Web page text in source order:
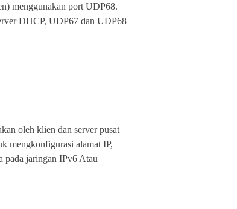
menggunakan port UDP68.
DHCP, UDP67 dan UDP68
oleh klien dan server pusat
mengkonfigurasi alamat IP,
pada jaringan IPv6 Atau